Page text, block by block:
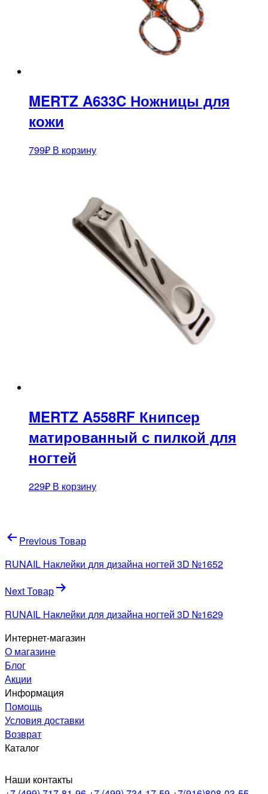
MERTZ A633C Ножницы для
кожи
799₽ В корзину
MERTZ A558RF Книпсер
матированный с пилкой для
ногтей
229₽ В корзину
Навигация
по
записям
Previous Товар
RUNAIL Наклейки для дизайна ногтей 3D №1652
Next Товар
RUNAIL Наклейки для дизайна ногтей 3D №1629
Интернет-магазин
О магазине
Блог
Акции
Информация
Помощь
Условия доставки
Возврат
Каталог
Наши контакты